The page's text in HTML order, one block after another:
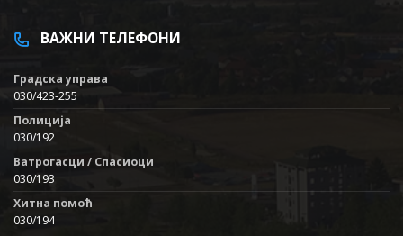
ВАЖНИ ТЕЛЕФОНИ
Градска управа
030/423-255
Полиција
030/192
Ватрогасци / Спасиоци
030/193
Хитна помоћ
030/194